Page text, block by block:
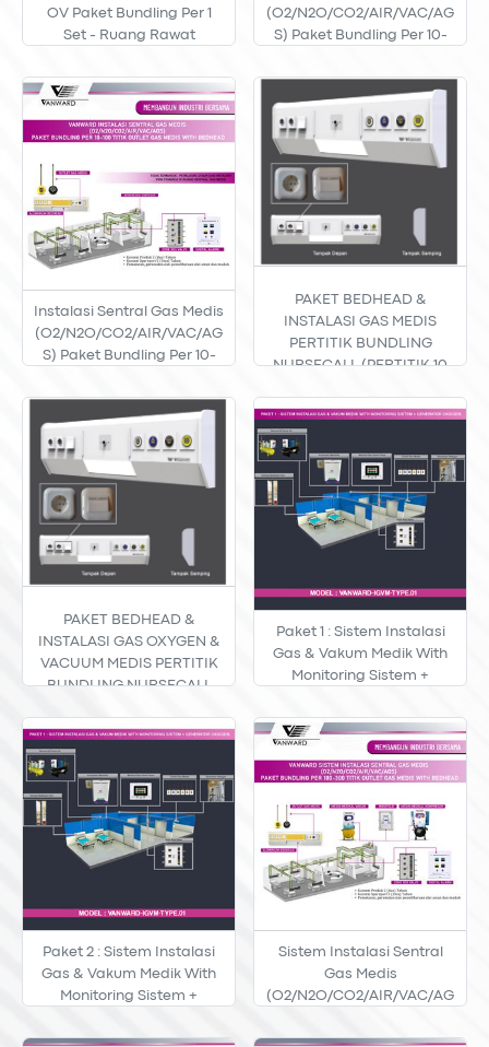
OV Paket Bundling Per 1
Set - Ruang Rawat
(O2/N2O/CO2/AIR/VAC/AG
S) Paket Bundling Per 10-
Instalasi Sentral Gas Medis
(O2/N2O/CO2/AIR/VAC/AG
S) Paket Bundling Per 10-
With Bedhead
PAKET BEDHEAD &
INSTALASI GAS MEDIS
PERTITIK BUNDLING
NURSECALL (PERTITIK 10
PAKET BEDHEAD &
INSTALASI GAS OXYGEN &
VACUUM MEDIS PERTITIK
BUNDLING NURSECALL
Paket 1 : Sistem Instalasi
Gas & Vakum Medik With
Monitoring Sistem +
Paket 2 : Sistem Instalasi
Gas & Vakum Medik With
Monitoring Sistem +
Sistem Instalasi Sentral
Gas Medis
(O2/N2O/CO2/AIR/VAC/AG
300 Titik Outlet Gas Medis